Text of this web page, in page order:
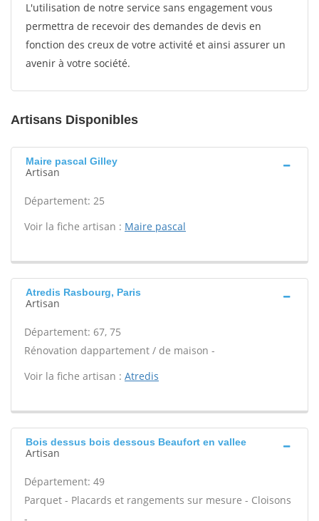
L'utilisation de notre service sans engagement vous
permettra de recevoir des demandes de devis en
fonction des creux de votre activité et ainsi assurer un
avenir à votre société.
Artisans Disponibles
Maire pascal Gilley
Artisan
Département: 25
Voir la fiche artisan : Maire pascal
Atredis Rasbourg, Paris
Artisan
Département: 67, 75
Rénovation dappartement / de maison -
Voir la fiche artisan : Atredis
Bois dessus bois dessous Beaufort en vallee
Artisan
Département: 49
Parquet - Placards et rangements sur mesure - Cloisons